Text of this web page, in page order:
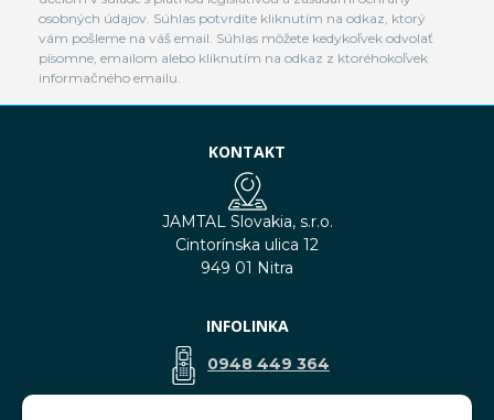
osobných údajov. Súhlas potvrdíte kliknutím na odkaz, ktorý
vám pošleme na váš email. Súhlas môžete kedykoľvek odvolať
písomne, emailom alebo kliknutím na odkaz z ktoréhokoľvek
informačného emailu.
KONTAKT
JAMTAL Slovakia, s.r.o.
Cintorínska ulica 12
949 01 Nitra
INFOLINKA
0948 449 364